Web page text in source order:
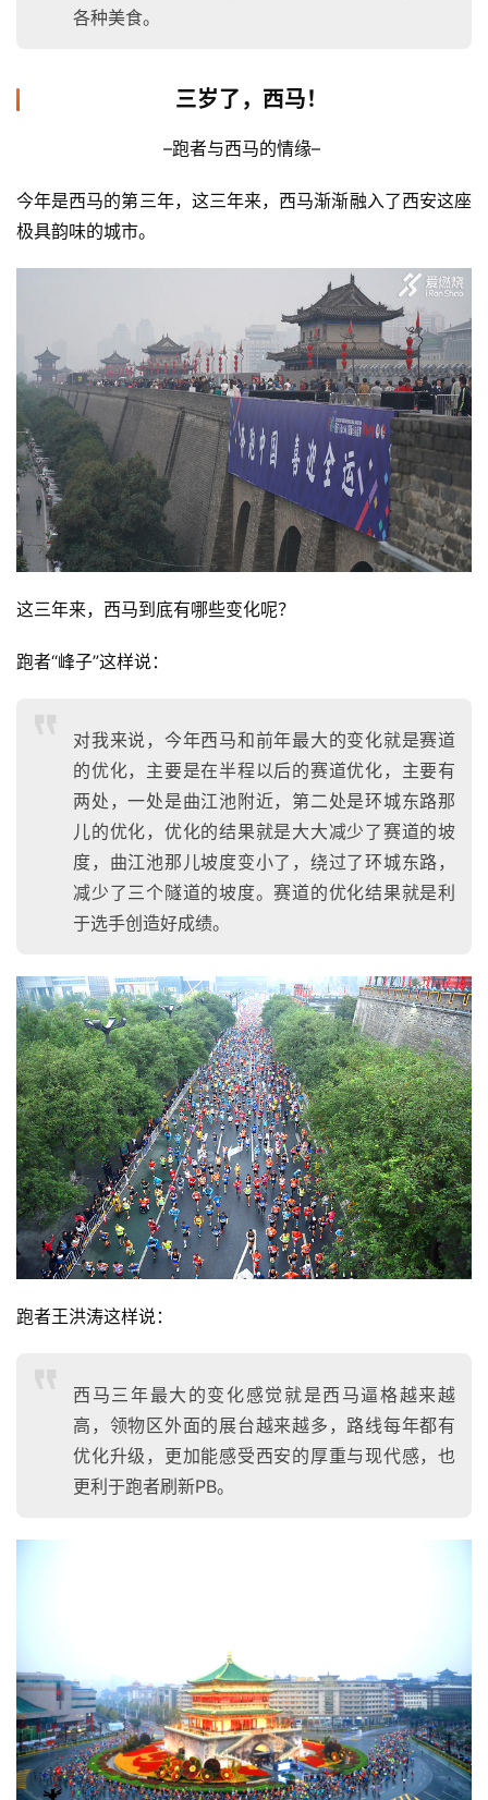
视
频
用
各种美食。
三岁了，西马！
–跑者与西马的情缘–
今年是西马的第三年，这三年来，西马渐渐融入了西安这座
极具韵味的城市。
这三年来，西马到底有哪些变化呢？
跑者“峰子”这样说：
对我来说，今年西马和前年最大的变化就是赛道
的优化，主要是在半程以后的赛道优化，主要有
两处，一处是曲江池附近，第二处是环城东路那
儿的优化，优化的结果就是大大减少了赛道的坡
度，曲江池那儿坡度变小了，绕过了环城东路，
减少了三个隧道的坡度。赛道的优化结果就是利
于选手创造好成绩。
跑者王洪涛这样说：
西马三年最大的变化感觉就是西马逼格越来越
高，领物区外面的展台越来越多，路线每年都有
优化升级，更加能感受西安的厚重与现代感，也
更利于跑者刷新PB。